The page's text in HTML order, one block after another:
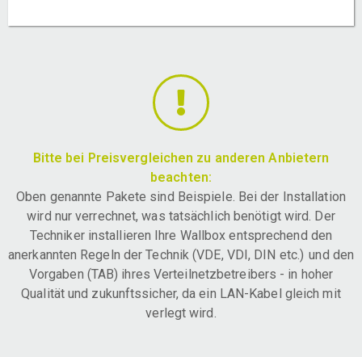
Bitte bei Preisvergleichen zu anderen Anbietern
beachten:
Oben genannte Pakete sind Beispiele. Bei der Installation
wird nur verrechnet, was tatsächlich benötigt wird. Der
Techniker installieren Ihre Wallbox entsprechend den
anerkannten Regeln der Technik (VDE, VDI, DIN etc.) und den
Vorgaben (TAB) ihres Verteilnetzbetreibers - in hoher
Qualität und zukunftssicher, da ein LAN-Kabel gleich mit
verlegt wird.